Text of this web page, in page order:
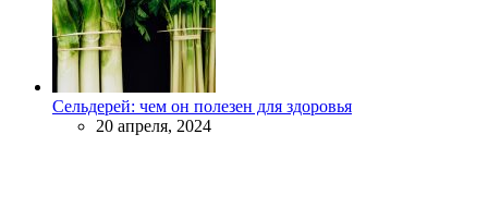
Сельдерей: чем он полезен для здоровья
20 апреля, 2024